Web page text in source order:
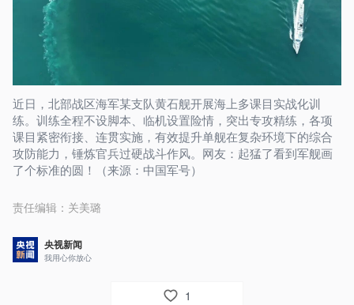
近日，北部战区海军某支队黄石舰开展海上多课目实战化训
练。训练全程不设脚本、临机设置险情，突出专攻精练，各项
课目紧密衔接、连贯实施，有效提升单舰在复杂环境下的综合
攻防能力，锤炼官兵过硬战斗作风。网友：起猛了看到军舰画
了个标准的圆！（来源：中国军号）
责任编辑： 关美璐
央视新闻
我用心你放心
1